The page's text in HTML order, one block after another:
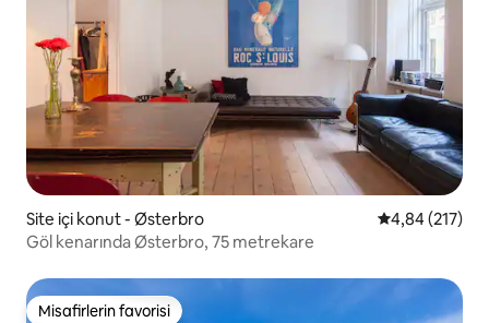
Site içi konut - Østerbro 5 üzerinden
4,84 (217)
Göl kenarında Østerbro, 75 metrekare
Misafirlerin favorisi